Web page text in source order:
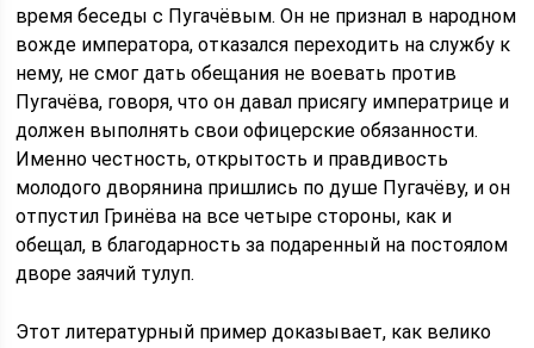
время беседы с Пугачёвым. Он не признал в народном
вожде императора, отказался переходить на службу к
нему, не смог дать обещания не воевать против
Пугачёва, говоря, что он давал присягу императрице и
должен выполнять свои офицерские обязанности.
Именно честность, открытость и правдивость
молодого дворянина пришлись по душе Пугачёву, и он
отпустил Гринёва на все четыре стороны, как и
обещал, в благодарность за подаренный на постоялом
дворе заячий тулуп.
Этот литературный пример доказывает, как велико